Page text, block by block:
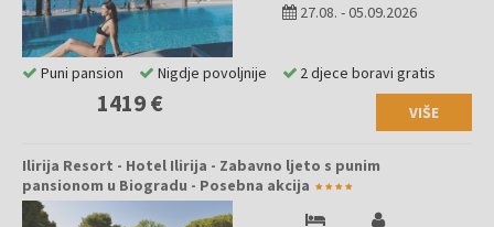
27.08. -05.09.2026
1419 € VIŠE
Puni pansion Nigdje povoljnije 2 djece boravi gratis
Ilirija Resort - Hotel Ilirija - Zabavno ljeto s punim
pansionom u Biogradu - Posebna akcija